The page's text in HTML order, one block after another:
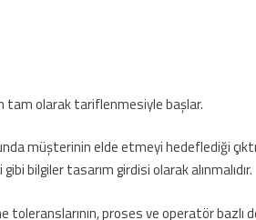
tam olarak tariflenmesiyle başlar.
müşterinin elde etmeyi hedeflediği
bilgiler tasarım girdisi olarak alınmalıdır.
toleranslarının, proses ve operatör bazlı